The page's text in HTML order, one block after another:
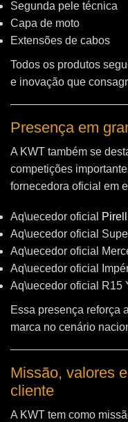
Segunda pele técnica
Capa de moto
Extensões de cabos
Todos os produtos
e inovação que
Presença em
A KWT também se
competições
fornecedora oficial em
Aq\uecedor oficial
Aq\uecedor oficial
Aq\uecedor oficial
Aq\uecedor oficial
Aq\uecedor oficial R15
Essa presença reforça
marca no cenário
Missão, valores
cliente
A KWT tem como